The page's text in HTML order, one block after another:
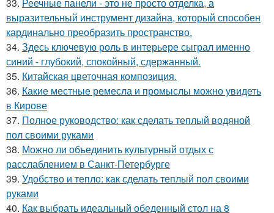
33. Реечные панели - это не просто отделка, а
выразительный инструмент дизайна, который способен
кардинально преобразить пространство.
34. Здесь ключевую роль в интерьере сыграл именно
синий - глубокий, спокойный, сдержанный.
35. Китайская цветочная композиция.
36. Какие местные ремесла и промыслы можно увидеть
в Кирове
37. Полное руководство: как сделать теплый водяной
пол своими руками
38. Можно ли объединить культурный отдых с
расслаблением в Санкт-Петербурге
39. Удобство и тепло: как сделать теплый пол своими
руками
40. Как выбрать идеальный обеденный стол на 8